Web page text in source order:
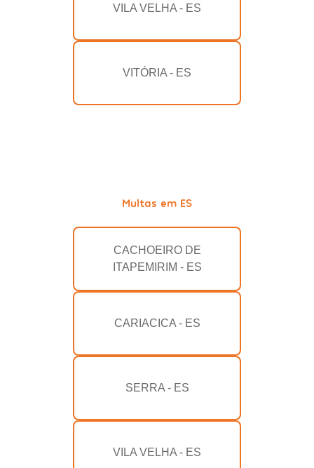
VILA VELHA - ES
VITÓRIA - ES
Multas em ES
CACHOEIRO DE
ITAPEMIRIM - ES
CARIACICA - ES
SERRA - ES
VILA VELHA - ES